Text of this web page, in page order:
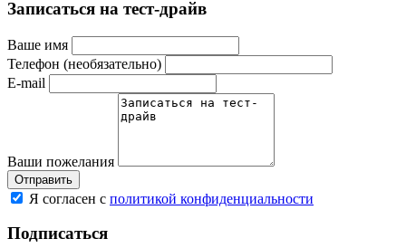
Записаться на тест-драйв
Ваше имя
Телефон (необязательно)
E-mail
Ваши пожелания
Я согласен с политикой конфиденциальности
Подписаться